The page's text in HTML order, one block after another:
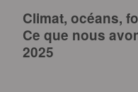
Climat, océans,
Ce que nous
2025